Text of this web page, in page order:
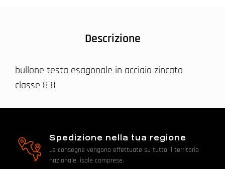
Descrizione
bullone testa esagonale in acciaio zincato
classe 8 8
Spedizione nella tua regione
Le consegne vengono effettuate su tutto il territorio
nazionale, isole comprese.